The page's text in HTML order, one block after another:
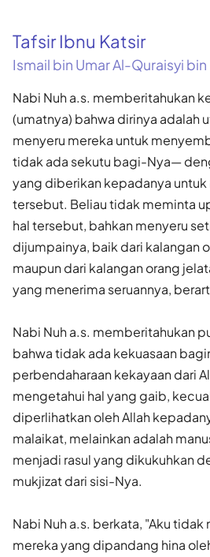
Tafsir Ibnu Katsir
Ismail bin Umar Al-Quraisyi
Nabi Nuh a.s. memberitahukan
(umatnya) bahwa diri­nya adalah
menyeru mereka untuk
tidak ada sekutu bagi-Nya—
yang diberikan kepadanya
tersebut. Beliau tidak meminta
hal tersebut, bahkan menyeru
dijumpainya, baik dari kalangan
mau­pun dari kalangan orang
yang menerima seruannya,
Nabi Nuh a.s. memberitahukan
bahwa tidak ada kekuasaan
perbendaharaan kekayaan dari
mengetahui hal yang gaib,
diperlihatkan oleh Allah
malaikat, melainkan adalah
menjadi rasul yang dikukuhkan
mukjizat dari sisi-Nya.
Nabi Nuh a.s. berkata, "Aku
mereka yang dipandang hina